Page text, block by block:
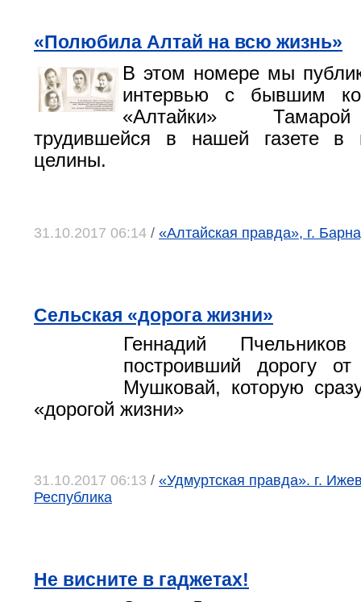
«Полюбила Алтай на всю жизнь»
В этом номере мы
интервью с бывшим
«Алтайки»
трудившейся в нашей газете в
целины.
31.10.2017 06:14 / «Алтайская правда», г.
Сельская «дорога жизни»
Геннадий
построивший дорогу
Мушковай, которую
«дорогой жизни»
31.10.2017 06:13 / «Удмуртская правда». г.
Республика
Не висните в гаджетах!